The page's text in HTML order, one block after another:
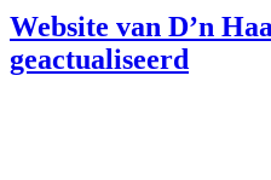
Website van D’n
geactualiseerd